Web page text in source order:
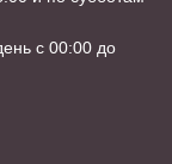
с 00:00 до